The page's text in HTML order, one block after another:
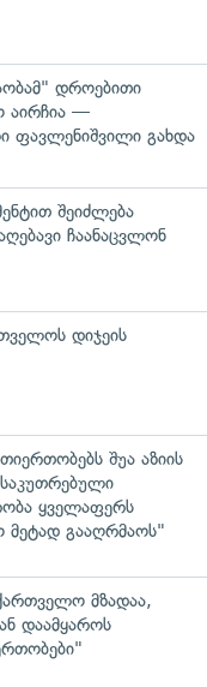
დროებითი
აირჩია —
ფავლენიშვილი გახდა
შეიძლება
ჩაანაცვლონ
დიჯეის
შუა აზიის
ყველაფერს
მეტად გააღრმაოს"
მზადაა,
დაამყაროს